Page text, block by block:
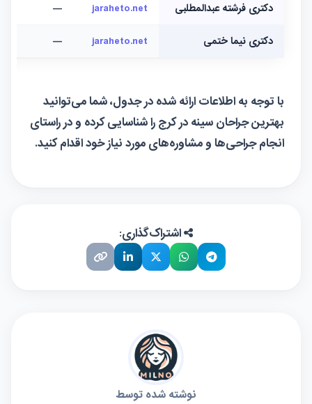
دکتری فرشته عبدالمطلبی jaraheto.net
—
دکتری نیما ختمی jaraheto.net
—
با توجه به اطلاعات ارائه شده در جدول، شما می‌توانید
بهترین جراحان سینه در کرج را شناسایی کرده و در راستای
انجام جراحی‌ها و مشاوره‌های مورد نیاز خود اقدام کنید.
اشتراک‌گذاری:
نوشته شده توسط